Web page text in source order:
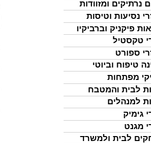
נרתיקים ומזוודות
נסיעות וטיסות
פיקניק וברביקיו
טקסטיל
ספורט
טיפוח וביוטי
מפתחות
לבית והמטבח
למנהלים
גימיק
מגנט
לבית ולמשרד